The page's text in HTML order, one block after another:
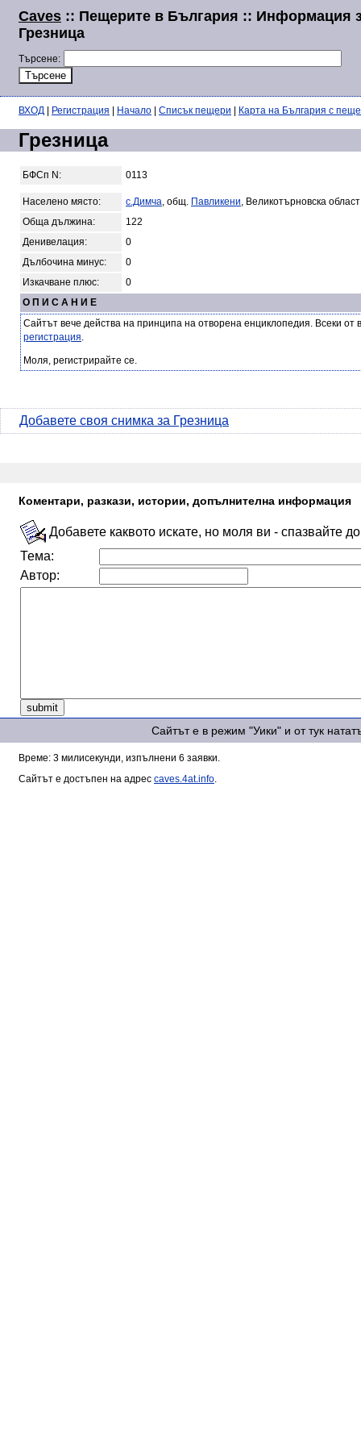
Caves :: Пещерите в България :: Информация
Грезница
Търсене:
ВХОД Регистрация Начало Списък пещери Карта на България с
Грезница
БФСп N: 0113
Населено място: с.Димча, общ. Павликени, Великотърновска област
Обща дължина:
122
Денивелация:
0
Дълбочина минус:
0
Изкачване плюс:
0
О П И С А Н И Е
Сайтът вече действа на принципа на отворена енциклопедия. Всеки
регистрация.
Моля, регистрирайте се.
Добавете своя снимка за Грезница
Коментари, разкази, истории, допълнителна информация
Добавете каквото искате, но моля ви - спазвайте
Тема:
Автор:
Сайтът е в режим "Уики" и от тук
Време: 3 милисекунди, изпълнени 6 заявки.
Сайтът е достъпен на адрес caves.4at.info.